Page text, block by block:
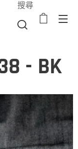
搜尋
- BK